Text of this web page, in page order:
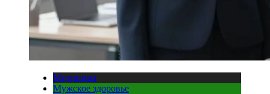
Медицина
Мужское здоровье